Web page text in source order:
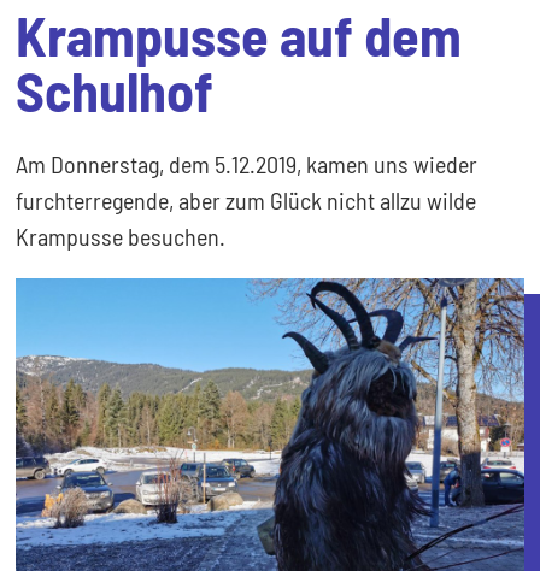
Krampusse auf dem
Schulhof
Am Donnerstag, dem 5.12.2019, kamen uns wieder
furchterregende, aber zum Glück nicht allzu wilde
Krampusse besuchen.